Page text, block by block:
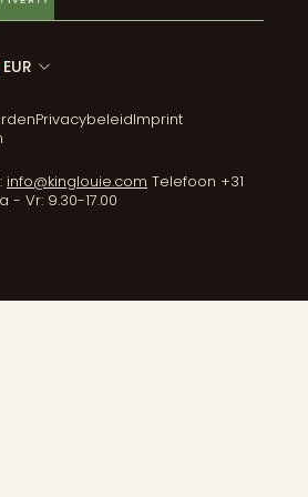
EUR
PrivacybeleidImprint
info@kinglouie.com Telefoon +31
- Vr: 9.30-17.00